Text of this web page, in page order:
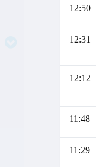
12:50
12:31
12:12
11:48
11:29